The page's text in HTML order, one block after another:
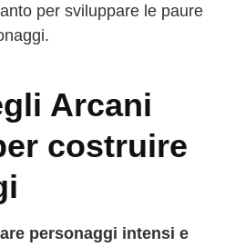
per sviluppare le paure
Arcani
costruire
personaggi intensi e